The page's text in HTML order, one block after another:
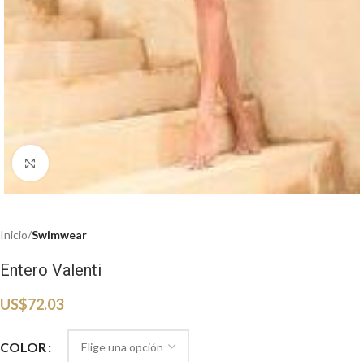
Haga clic para ampliar
Inicio Swimwear
Entero Valenti
US$72.03
COLOR